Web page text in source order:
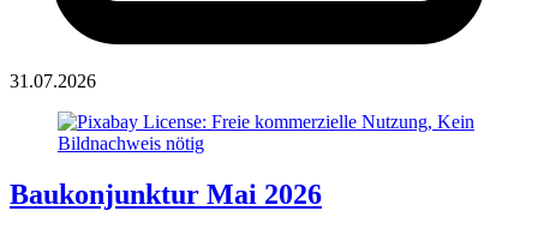
31.07.2026
Baukonjunktur Mai 2026